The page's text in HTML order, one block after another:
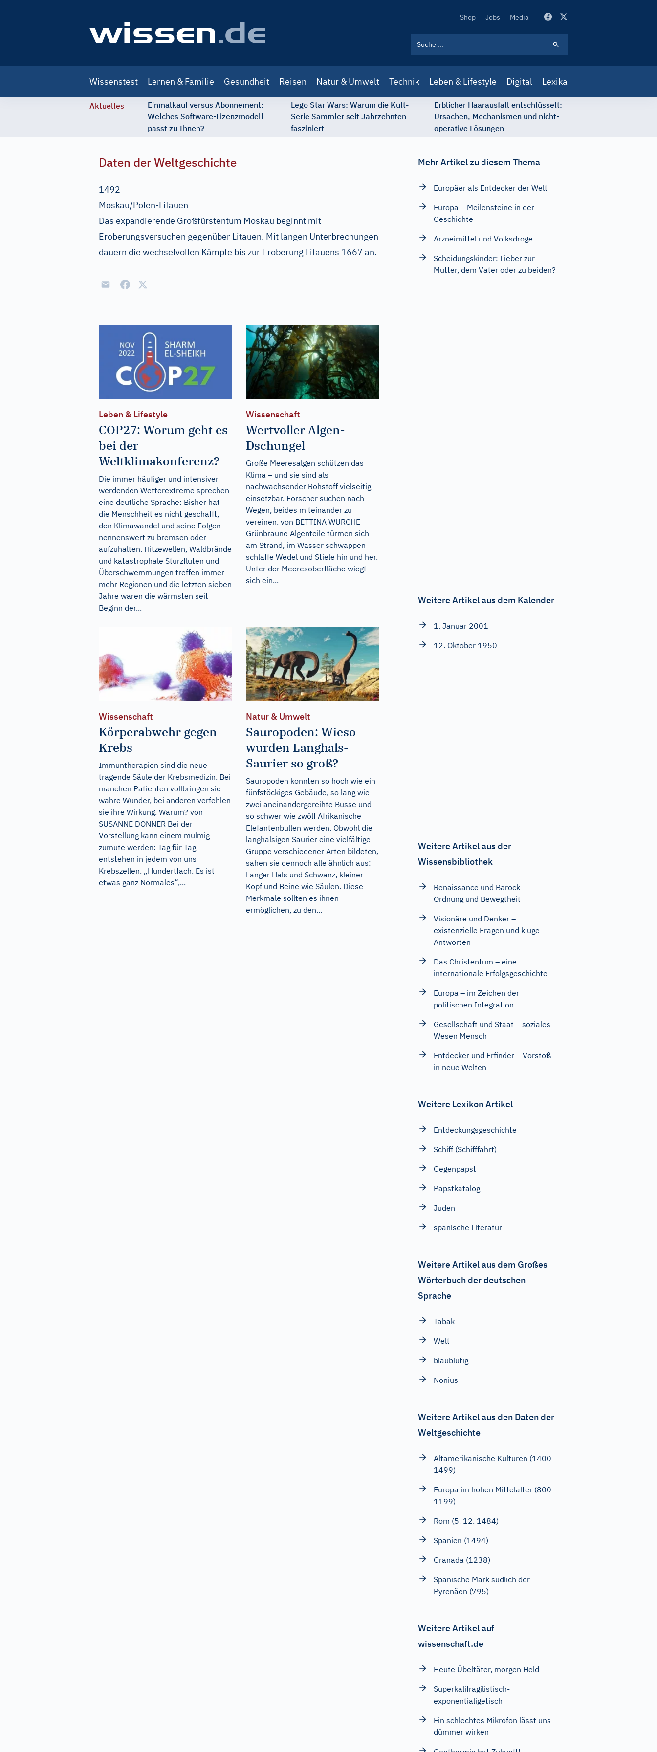
Secondary
Shop Jobs Media
navigation
Wissenstest Lernen & Familie Gesundheit Reisen Natur & Umwelt Technik Leben & Lifestyle Digital Lexika
Aktuelles
Einmalkauf versus Abonnement:
Welches Software-Lizenzmodell
passt zu Ihnen?
Lego Star Wars: Warum die Kult-
Serie Sammler seit Jahrzehnten
fasziniert
Erblicher Haarausfall entschlüsselt:
Ursachen, Mechanismen und nicht-
operative Lösungen
Daten der Weltgeschichte
1492
Moskau/Polen-Litauen
Das expandierende Großfürstentum Moskau beginnt mit
Eroberungsversuchen gegenüber Litauen. Mit langen Unterbrechungen
dauern die wechselvollen Kämpfe bis zur Eroberung Litauens 1667 an.
Leben & Lifestyle
COP27: Worum geht es
bei der
Weltklimakonferenz?
Die immer häufiger und intensiver
werdenden Wetterextreme sprechen
eine deutliche Sprache: Bisher hat
die Menschheit es nicht geschafft,
den Klimawandel und seine Folgen
nennenswert zu bremsen oder
aufzuhalten. Hitzewellen, Waldbrände
und katastrophale Sturzfluten und
Überschwemmungen treffen immer
mehr Regionen und die letzten sieben
Jahre waren die wärmsten seit
Beginn der...
Wissenschaft
Wertvoller Algen-
Dschungel
Große Meeresalgen schützen das
Klima – und sie sind als
nachwachsender Rohstoff vielseitig
einsetzbar. Forscher suchen nach
Wegen, beides miteinander zu
vereinen. von BETTINA WURCHE
Grünbraune Algenteile türmen sich
am Strand, im Wasser schwappen
schlaffe Wedel und Stiele hin und her.
Unter der Meeresoberfläche wiegt
sich ein...
Wissenschaft
Körperabwehr gegen
Krebs
Immuntherapien sind die neue
tragende Säule der Krebsmedizin. Bei
manchen Patienten vollbringen sie
wahre Wunder, bei anderen verfehlen
sie ihre Wirkung. Warum? von
SUSANNE DONNER Bei der
Vorstellung kann einem mulmig
zumute werden: Tag für Tag
entstehen in jedem von uns
Krebszellen. „Hundertfach. Es ist
etwas ganz Normales“,...
Natur & Umwelt
Sauropoden: Wieso
wurden Langhals-
Saurier so groß?
Sauropoden konnten so hoch wie ein
fünfstöckiges Gebäude, so lang wie
zwei aneinandergereihte Busse und
so schwer wie zwölf Afrikanische
Elefantenbullen werden. Obwohl die
langhalsigen Saurier eine vielfältige
Gruppe verschiedener Arten bildeten,
sahen sie dennoch alle ähnlich aus:
Langer Hals und Schwanz, kleiner
Kopf und Beine wie Säulen. Diese
Merkmale sollten es ihnen
ermöglichen, zu den...
Mehr Artikel zu diesem Thema
Europäer als Entdecker der Welt
Europa – Meilensteine in der
Geschichte
Arzneimittel und Volksdroge
Scheidungskinder: Lieber zur
Mutter, dem Vater oder zu beiden?
Weitere Artikel aus dem Kalender
1. Januar 2001
12. Oktober 1950
Weitere Artikel aus der
Wissensbibliothek
Renaissance und Barock –
Ordnung und Bewegtheit
Visionäre und Denker –
existenzielle Fragen und kluge
Antworten
Das Christentum – eine
internationale Erfolgsgeschichte
Europa – im Zeichen der
politischen Integration
Gesellschaft und Staat – soziales
Wesen Mensch
Entdecker und Erfinder – Vorstoß
in neue Welten
Weitere Lexikon Artikel
Entdeckungsgeschichte
Schiff (Schifffahrt)
Gegenpapst
Papstkatalog
Juden
spanische Literatur
Weitere Artikel aus dem Großes
Wörterbuch der deutschen
Sprache
Tabak
Welt
blaublütig
Nonius
Weitere Artikel aus den Daten der
Weltgeschichte
Altamerikanische Kulturen (1400-
1499)
Europa im hohen Mittelalter (800-
1199)
Rom (5. 12. 1484)
Spanien (1494)
Granada (1238)
Spanische Mark südlich der
Pyrenäen (795)
Weitere Artikel auf
wissenschaft.de
Heute Übeltäter, morgen Held
Superkalifragilistisch-
exponentialigetisch
Ein schlechtes Mikrofon lässt uns
dümmer wirken